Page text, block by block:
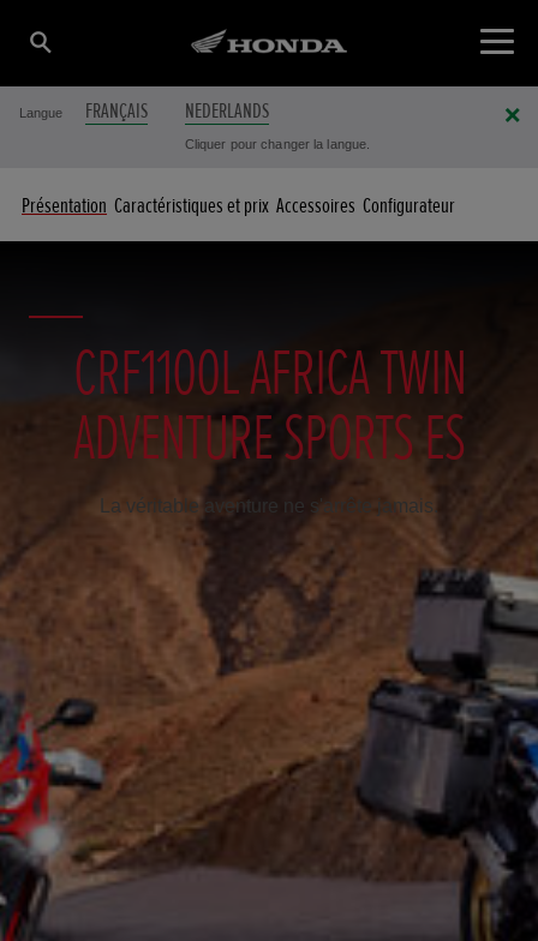
Langue FRANÇAIS NEDERLANDS
Cliquer pour changer la langue.
Présentation Caractéristiques et prix Accessoires Configurateur
CRF1100L AFRICA TWIN
ADVENTURE SPORTS ES
La véritable aventure ne s'arrête jamais.